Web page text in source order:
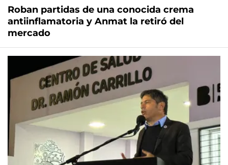
Roban partidas de una conocida crema
antiinflamatoria y Anmat la retiró del
mercado